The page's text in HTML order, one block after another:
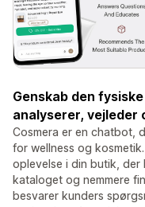
Genskab den
analyserer, vejleder
Cosmera er en chatbot,
for wellness og
oplevelse i din butik,
kataloget og nemmere
besvarer kunders